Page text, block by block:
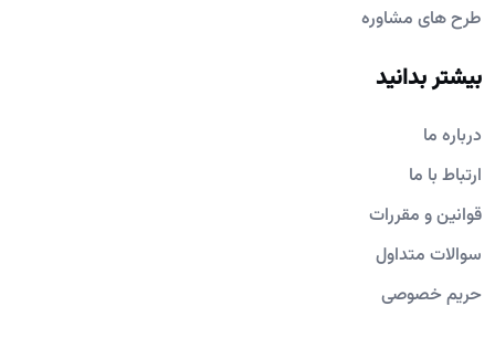
طرح های مشاوره
بیشتر بدانید
درباره ما
ارتباط با ما
قوانین و مقررات
سوالات متداول
حریم خصوصی